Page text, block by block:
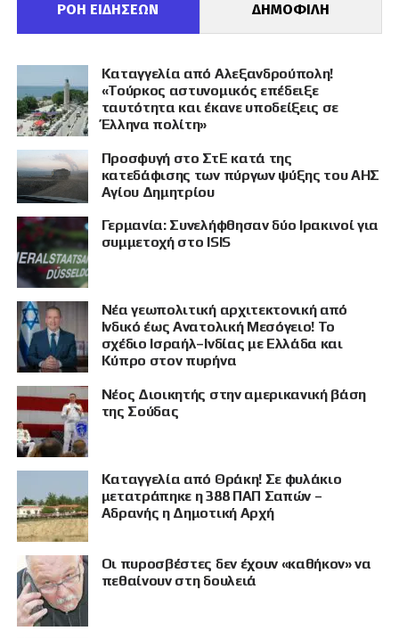
ΠΡΟΒΟΛΗ
ΡΟΗ ΕΙΔΗΣΕΩΝ ΔΗΜΟΦΙΛΗ
Καταγγελία από Αλεξανδρούπολη!
«Τούρκος αστυνομικός επέδειξε
ταυτότητα και έκανε υποδείξεις σε
Έλληνα πολίτη»
Προσφυγή στο ΣτΕ κατά της
κατεδάφισης των πύργων ψύξης του ΑΗΣ
Αγίου Δημητρίου
Γερμανία: Συνελήφθησαν δύο Ιρακινοί για
συμμετοχή στο ISIS
Νέα γεωπολιτική αρχιτεκτονική από
Ινδικό έως Ανατολική Μεσόγειο! Το
σχέδιο Ισραήλ–Ινδίας με Ελλάδα και
Κύπρο στον πυρήνα
Νέος Διοικητής στην αμερικανική βάση
της Σούδας
Καταγγελία από Θράκη! Σε φυλάκιο
μετατράπηκε η 388 ΠΑΠ Σαπών –
Αδρανής η Δημοτική Αρχή
Οι πυροσβέστες δεν έχουν «καθήκον» να
πεθαίνουν στη δουλειά